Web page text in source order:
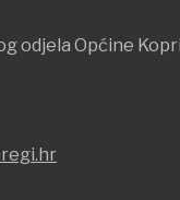
odjela Općine